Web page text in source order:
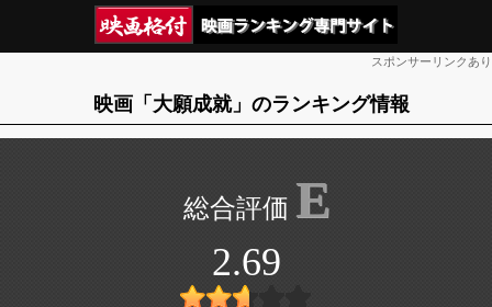
スポンサーリンクあり
映画「大願成就」のランキング情報
E
2.69